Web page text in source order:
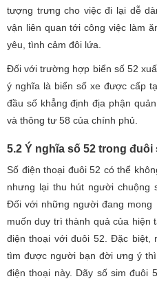
tượng trưng cho việc đi lại dễ
vận liên quan tới công việc làm
yêu, tình cảm đôi lứa.
Đối với trường hợp biển số 52
ý nghĩa là biển số xe được cấp
đầu số khẳng định địa phận
và thông tư 58 của chính phủ.
5.2 Ý nghĩa số 52 trong đuôi
Số điện thoại đuôi 52 có thể
nhưng lại thu hút người chuộng
Đối với những người đang mong
muốn duy trì thành quả của hiện
điện thoại với đuôi 52. Đặc
tìm được người bạn đời ưng ý
điện thoại này. Dãy số sim đuôi